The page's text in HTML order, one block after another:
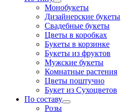
Монобукеты
Дизайнерские букеты
Свадебные букеты
Цветы в коробках
Букеты в корзинке
Букеты из фруктов
Мужские букеты
Комнатные растения
Цветы поштучно
Букет из Сухоцветов
По составу
Розы